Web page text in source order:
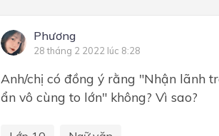
Phương
28 tháng 2 2022 lúc 8:28
Anh/chị có đồng ý rằng "Nhận lãnh
ẩn vô cùng to lớn" không? Vì sao?